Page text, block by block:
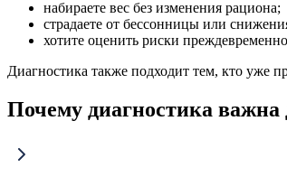
набираете вес без изменения рациона;
страдаете от бессонницы или
хотите оценить риски
Диагностика также подходит тем, кто уже
Почему диагностика важна